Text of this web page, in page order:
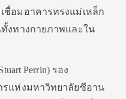
ชื่อมอาคารทรงแม่เหล็ก
งทางกายภาพและใน
Perrin) รอง
รแห่งมหาวิทยาลัยซีอาน